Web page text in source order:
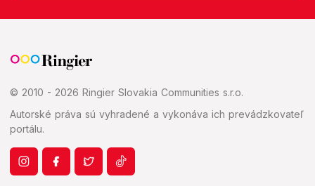
© 2010 - 2026 Ringier Slovakia Communities s.r.o.
Autorské práva sú vyhradené a vykonáva ich prevádzkovateľ
portálu.